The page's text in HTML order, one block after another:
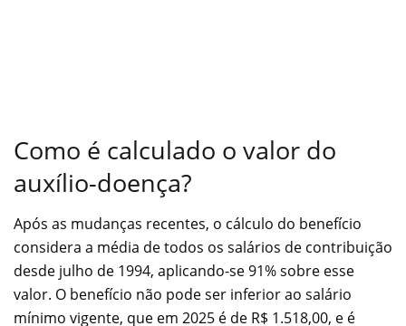
Como é calculado o valor do
auxílio-doença?
Após as mudanças recentes, o cálculo do benefício
considera a média de todos os salários de contribuição
desde julho de 1994, aplicando-se 91% sobre esse
valor. O benefício não pode ser inferior ao salário
mínimo vigente, que em 2025 é de R$ 1.518,00, e é